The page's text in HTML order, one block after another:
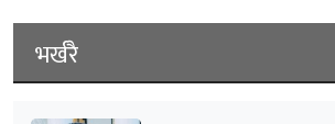
भर्खरै